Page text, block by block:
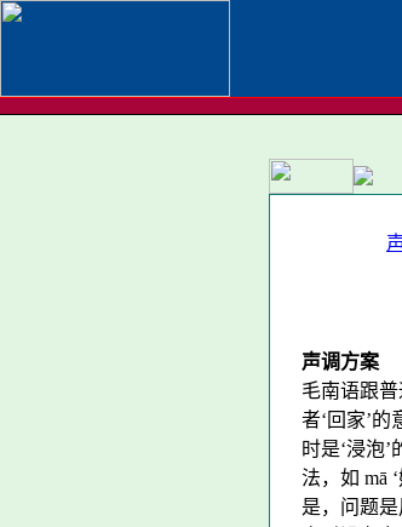
声调方案
毛南语跟
者‘回家’
时是‘浸泡
法，如 mā ‘
是，问题